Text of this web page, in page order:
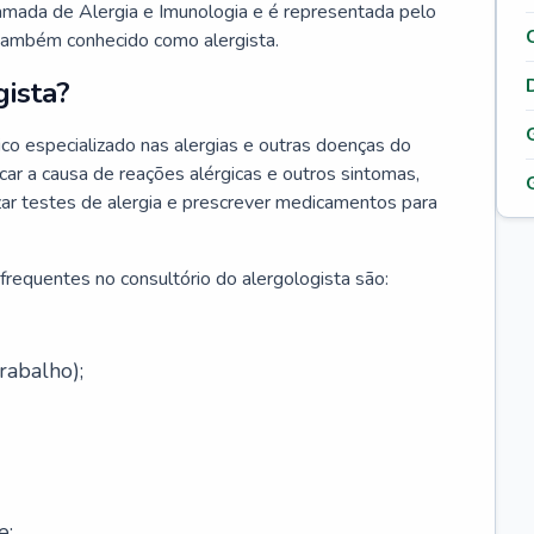
de Alergia e Imunologia e é representada pelo
conhecido como alergista.
especializado nas alergias e outras doenças do
a causa de reações alérgicas e outros sintomas,
testes de alergia e prescrever medicamentos para
no consultório do alergologista são: